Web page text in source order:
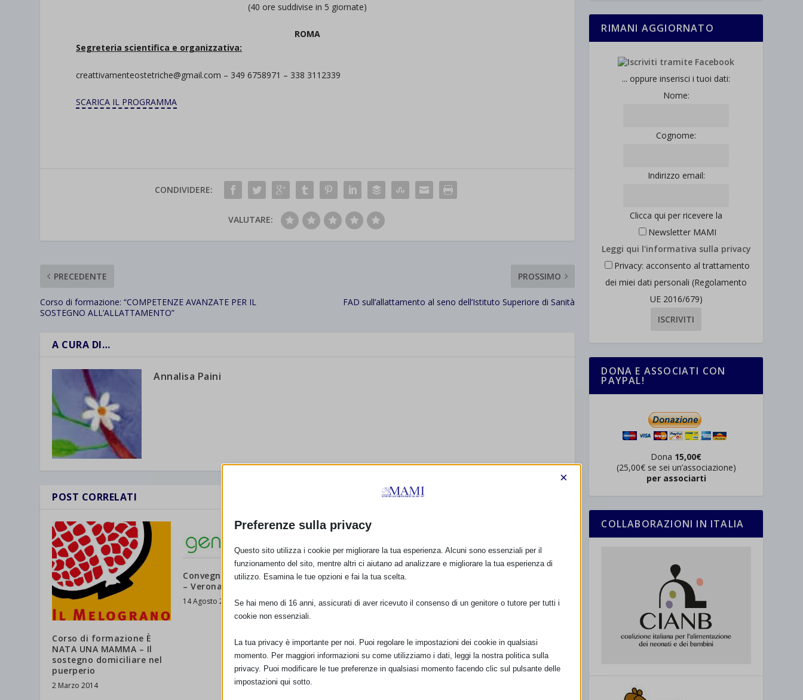
(40 ore suddivise in 5 giornate)
ROMA
Segreteria scientifica e organizzativa:
creattivamenteostetriche@gmail.com – 349 6758971 – 338 3112339
SCARICA IL PROGRAMMA
CONDIVIDERE:
VALUTARE:
PRECEDENTE
Corso di formazione: “COMPETENZE AVANZATE PER IL
SOSTEGNO ALL’ALLATTAMENTO”
PROSSIMO
FAD sull’allattamento al seno dell’Istituto Superiore di Sanità
A CURA DI…
Annalisa Paini
POST CORRELATI
Corso di formazione È
NATA UNA MAMMA – Il
sostegno domiciliare nel
puerperio
2 Marzo 2014
Convegno “Home visiting”
– Verona
14 Agosto 2014
Corso FAD Allattamento
2 Giugno 2013
RIMANI AGGIORNATO
... oppure inserisci i tuoi dati:
Nome:
Cognome:
Indirizzo email:
Clicca qui per ricevere la
Newsletter MAMI
Leggi qui l'informativa sulla privacy
Privacy: acconsento al trattamento
dei miei dati personali (Regolamento
UE 2016/679)
DONA E ASSOCIATI CON
PAYPAL!
Dona 15,00€
(25,00€ se sei un’associazione)
per associarti
COLLABORAZIONI IN ITALIA
Preferenze sulla privacy
×
Questo sito utilizza i cookie per migliorare la tua esperienza. Alcuni sono essenziali per il
funzionamento del sito, mentre altri ci aiutano ad analizzare e migliorare la tua esperienza di
utilizzo. Esamina le tue opzioni e fai la tua scelta.
Se hai meno di 16 anni, assicurati di aver ricevuto il consenso di un genitore o tutore per tutti i
cookie non essenziali.
La tua privacy è importante per noi. Puoi regolare le impostazioni dei cookie in qualsiasi
momento. Per maggiori informazioni su come utilizziamo i dati, leggi la nostra politica sulla
privacy. Puoi modificare le tue preferenze in qualsiasi momento facendo clic sul pulsante delle
impostazioni qui sotto.